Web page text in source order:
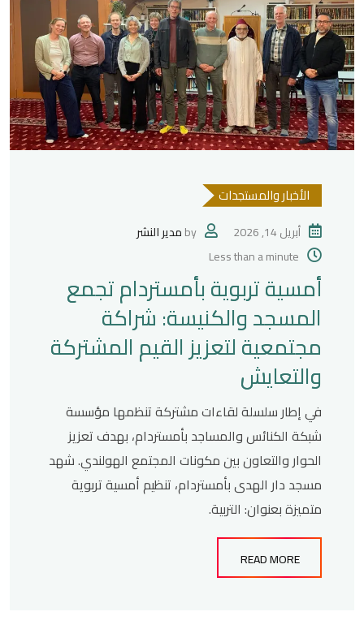
الأخبار والمستجدات
أبريل 14, 2026 byمدير النشر
Less than a minute
أمسية تربوية بأمستردام تجمع
المسجد والكنيسة: شراكة
مجتمعية لتعزيز القيم المشتركة
والتعايش
في إطار سلسلة لقاءات مشتركة تنظمها مؤسسة
شبكة الكنائس والمساجد بأمستردام، بهدف تعزيز
الحوار والتعاون بين مكونات المجتمع الهولندي. شهد
مسجد دار الهدى بأمستردام، تنظيم أمسية تربوية
متميزة بعنوان: التربية.
READ MORE